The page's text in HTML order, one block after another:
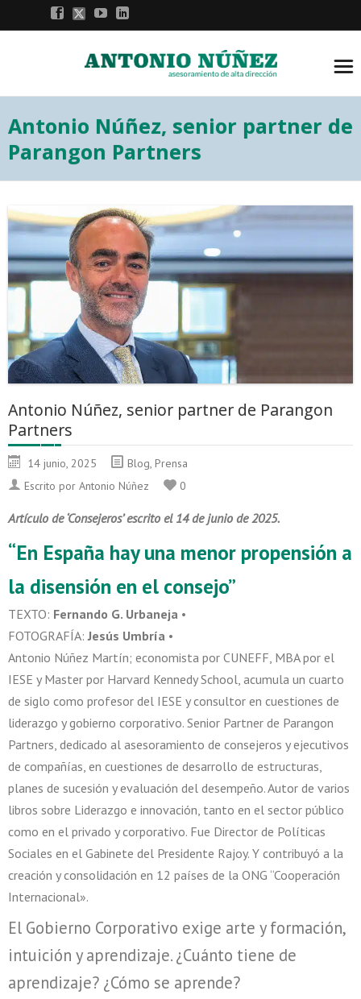
Antonio Núñez, senior partner de
Parangon Partners
Antonio Núñez, senior partner de Parangon
Partners
14 junio, 2025 Blog, Prensa
Escrito por Antonio Núñez
0
Artículo de ‘Consejeros’ escrito el 14 de junio de 2025.
“En España hay una menor propensión a
la disensión en el consejo”
TEXTO: Fernando G. Urbaneja •
FOTOGRAFÍA:Jesús Umbría •
Antonio Núñez Martín; economista por CUNEFF, MBA por el
IESE y Master por Harvard Kennedy School, acumula un cuarto
de siglo como profesor del IESE y consultor en cuestiones de
liderazgo y gobierno corporativo. Senior Partner de Parangon
Partners, dedicado al asesoramiento de consejeros y ejecutivos
de compañías, en cuestiones de desarrollo de estructuras,
planes de sucesión y evaluación del desempeño. Autor de varios
libros sobre Liderazgo e innovación, tanto en el sector público
como en el privado y corporativo. Fue Director de Políticas
Sociales en el Gabinete del Presidente Rajoy. Y contribuyó a la
creación y consolidación en 12 países de la ONG “Cooperación
Internacional».
El Gobierno Corporativo exige arte y formación,
intuición y aprendizaje. ¿Cuánto tiene de
aprendizaje? ¿Cómo se aprende?